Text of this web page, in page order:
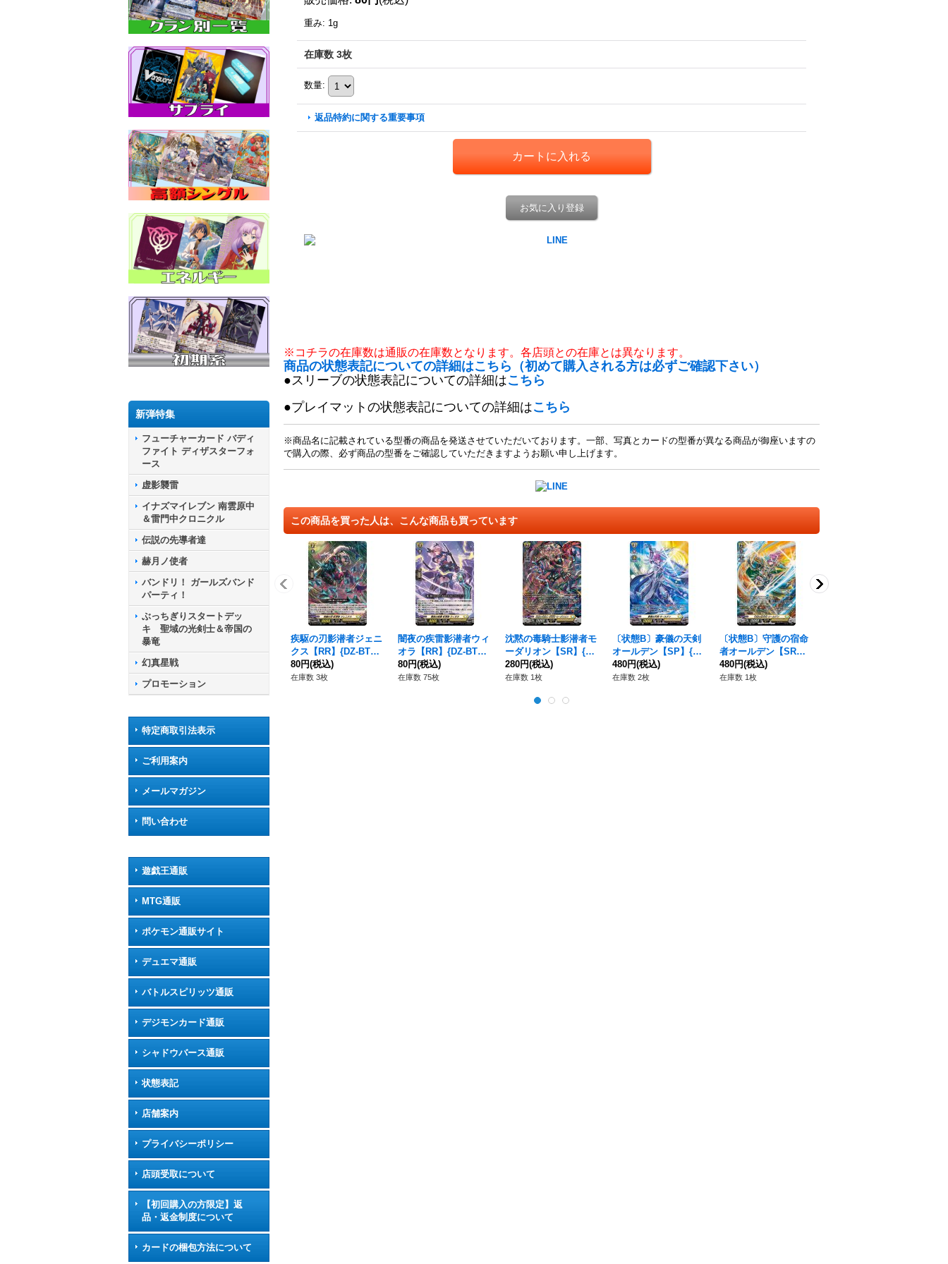
新弾特集
フューチャーカード バディ
ファイト ディザスターフォ
ース
虚影襲雷
イナズマイレブン 南雲原中
＆雷門中クロニクル
伝説の先導者達
赫月ノ使者
バンドリ！ ガールズバンド
パーティ！
ぶっちぎりスタートデッ
キ 聖域の光剣士＆帝国の
暴竜
幻真星戦
プロモーション
特定商取引法表示
ご利用案内
メールマガジン
問い合わせ
遊戯王通販
MTG通販
ポケモン通販サイト
デュエマ通販
バトルスピリッツ通販
デジモンカード通販
シャドウバース通販
状態表記
店舗案内
プライバシーポリシー
店頭受取について
【初回購入の方限定】返
品・返金制度について
カードの梱包方法について
重み: 1g
在庫数 3枚
数量:
返品特約に関する重要事項
お気に入り登録
※コチラの在庫数は通販の在庫数となります。各店頭との在庫とは異なります。
商品の状態表記についての詳細はこちら（初めて購入される方は必ずご確認下さい）
●スリーブの状態表記についての詳細はこちら
●プレイマットの状態表記についての詳細はこちら
※商品名に記載されている型番の商品を発送させていただいております。一部、写真とカードの型番が異なる商品が御座いますの
で購入の際、必ず商品の型番をご確認していただきますようお願い申し上げます。
この商品を買った人は、こんな商品も買っています
疾駆の刃影潜者ジェニ
クス【RR】{DZ-BT06/
035}《ケテルサンクチ
ュアリ》
80円(税込)
在庫数 3枚
闇夜の疾雷影潜者ウィ
オラ【RR】{DZ-BT09/
036}《ケテルサンクチ
ュアリ》
80円(税込)
在庫数 75枚
沈黙の毒騎士影潜者モ
ーダリオン【SR】{DZ
-BT03/SR26}《ケテル
サンクチュアリ》
280円(税込)
在庫数 1枚
〔状態B〕豪儀の天剣
オールデン【SP】{D-
BT01/SP07}《ケテル
サンクチュアリ》
480円(税込)
在庫数 2枚
〔状態B〕守護の宿命
者オールデン【SR】
{DZ-BT04/SR22}《ケ
テルサンクチュアリ》
480円(税込)
在庫数 1枚